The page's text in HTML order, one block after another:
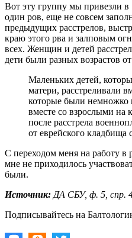
Вот эту группу мы привезли
один ров, еще не совсем
предыдущих расстрелов,
краю этого рва и залповым
всех. Женщин и детей
дети были разных возрастов
Маленьких детей,
матери, расстреливали
которые были немножко
вместе со взрослыми на
после расстрела
от еврейского кладбища
С переходом меня на работу в
мне не приходилось
были.
Источник: ДА СБУ, ф. 5, спр.
Подписывайтесь на